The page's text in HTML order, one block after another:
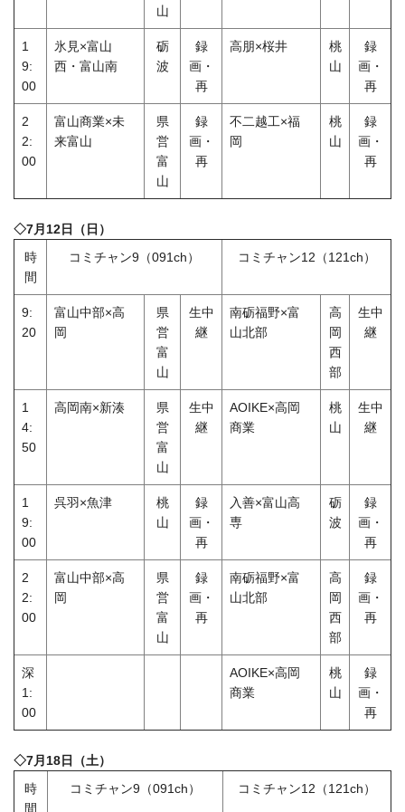
山
1
9:
00
氷見×富山
西・富山南
砺
波
録
画・
再
高朋×桜井
桃
山
録
画・
再
2
2:
00
富山商業×未
来富山
県
営
富
山
録
画・
再
不二越工×福
岡
桃
山
録
画・
再
◇7月12日（日）
時
間
コミチャン9（091ch） コミチャン12（121ch）
9:
20
富山中部×高
岡
県
営
富
山
生中
継
南砺福野×富
山北部
高
岡
西
部
生中
継
1
4:
50
高岡南×新湊
県
営
富
山
生中
継
AOIKE×高岡
商業
桃
山
生中
継
1
9:
00
呉羽×魚津
桃
山
録
画・
再
入善×富山高
専
砺
波
録
画・
再
2
2:
00
富山中部×高
岡
県
営
富
山
録
画・
再
南砺福野×富
山北部
高
岡
西
部
録
画・
再
深
1:
00
AOIKE×高岡
商業
桃
山
録
画・
再
◇7月18日（土）
時
間
コミチャン9（091ch） コミチャン12（121ch）